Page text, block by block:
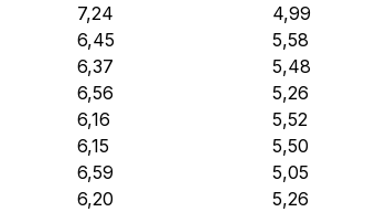
7,24 4,99
6,45 5,58
6,37 5,48
6,56 5,26
6,16 5,52
6,15 5,50
6,59 5,05
6,20 5,26